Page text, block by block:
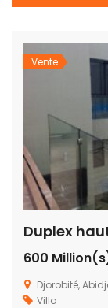
Vente
Duplex
600
Djorobité,
Villa